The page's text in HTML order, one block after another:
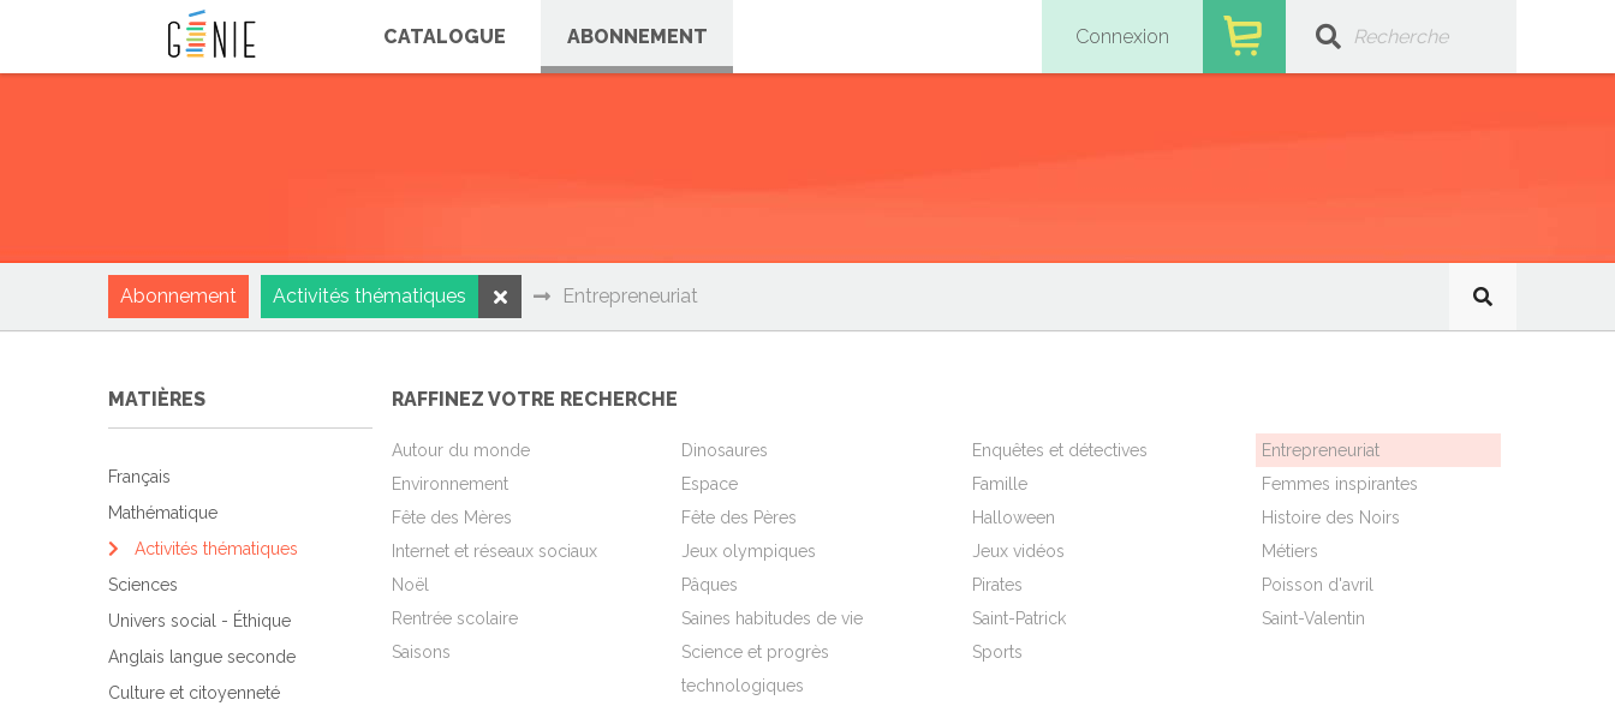
CATALOGUE ABONNEMENT Connexion
Abonnement Activités thématiques Entrepreneuriat
MATIÈRES
Français
Mathématique
Activités thématiques
Sciences
Univers social - Éthique
Anglais langue seconde
Culture et citoyenneté
RAFFINEZ VOTRE RECHERCHE
Autour du monde Dinosaures Enquêtes et détectives
Entrepreneuriat
Environnement
Espace Famille
Femmes inspirantes
Fête des Mères
Fête des Pères Halloween
Histoire des Noirs
Internet et réseaux sociaux
Jeux olympiques Jeux vidéos
Métiers
Noël
Pâques Pirates
Poisson d'avril
Rentrée scolaire
Saines habitudes de vie Saint-Patrick
Saint-Valentin
Saisons
Science et progrès
technologiques
Sports
Panneau de gestion des cookies